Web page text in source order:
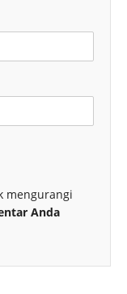
mengurangi
Anda